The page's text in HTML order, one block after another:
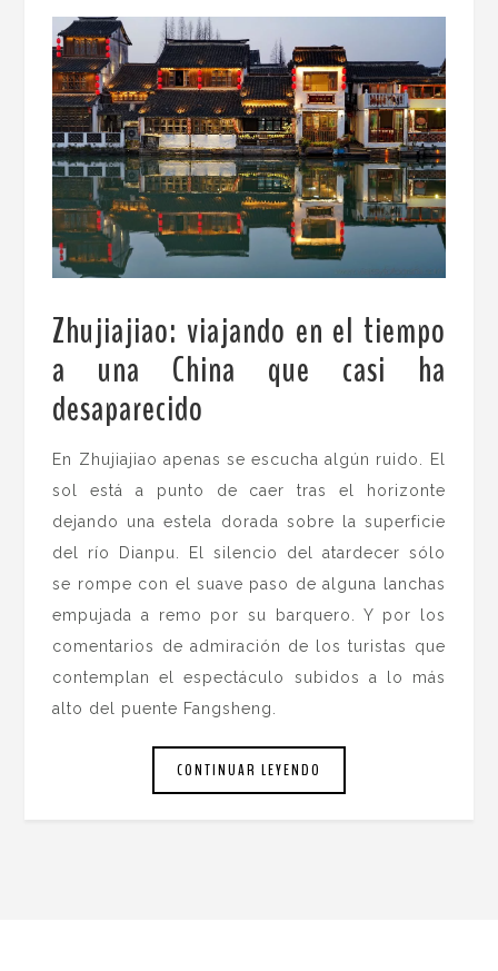
Zhujiajiao: viajando en el tiempo
a una China que casi ha
desaparecido
En Zhujiajiao apenas se escucha algún ruido. El
sol está a punto de caer tras el horizonte
dejando una estela dorada sobre la superficie
del río Dianpu. El silencio del atardecer sólo
se rompe con el suave paso de alguna lanchas
empujada a remo por su barquero. Y por los
comentarios de admiración de los turistas que
contemplan el espectáculo subidos a lo más
alto del puente Fangsheng.
CONTINUAR LEYENDO